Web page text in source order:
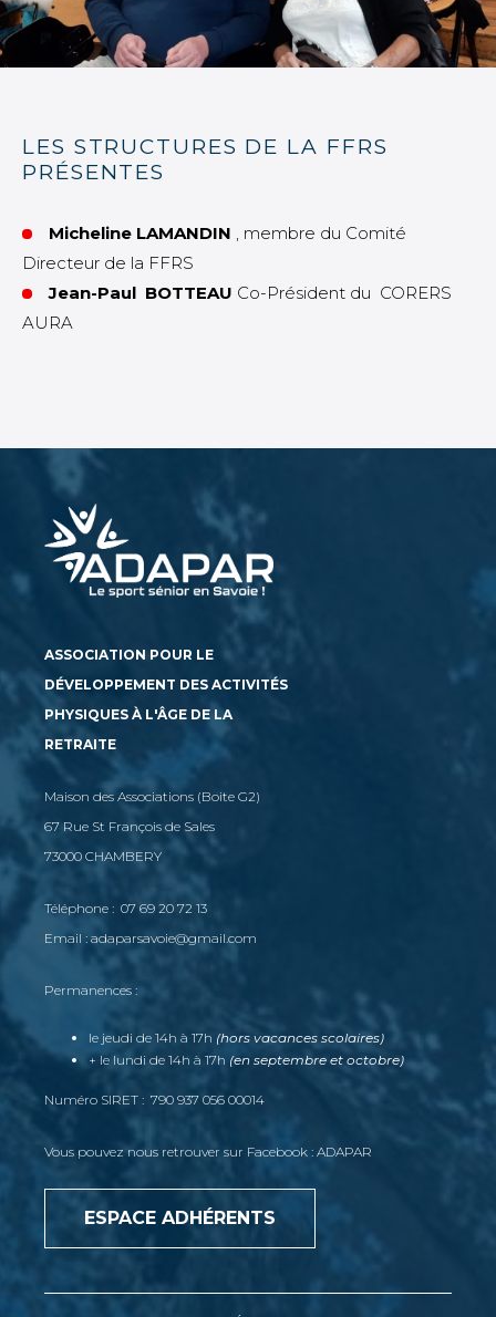
LES STRUCTURES DE LA FFRS
PRÉSENTES
Micheline LAMANDIN , membre du Comité
Directeur de la FFRS
Jean-Paul BOTTEAU Co-Président du CORERS
AURA
ASSOCIATION POUR LE
DÉVELOPPEMENT DES ACTIVITÉS
PHYSIQUES À L'ÂGE DE LA
RETRAITE
Maison des Associations (Boite G2)
67 Rue St François de Sales
73000 CHAMBERY
Téléphone : 07 69 20 72 13
Email : adaparsavoie@gmail.com
Permanences :
le jeudi de 14h à 17h (hors vacances scolaires)
+ le lundi de 14h à 17h (en septembre et octobre)
Numéro SIRET : 790 937 056 00014
Vous pouvez nous retrouver sur Facebook : ADAPAR
ESPACE ADHÉRENTS